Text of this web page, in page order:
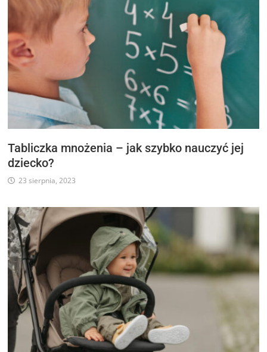
Tabliczka mnożenia – jak szybko nauczyć jej
dziecko?
23 sierpnia, 2023